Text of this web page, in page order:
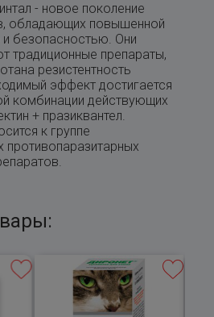
- новое поколение
обладающих повышенной
безопасностью. Они
традиционные препараты,
резистентность
эффект достигается
комбинации действующих
+ празиквантел.
к группе
противопаразитарных